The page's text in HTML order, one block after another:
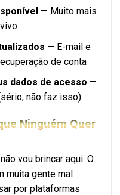
— Muito mais
— E-mail e
de conta
dados de acesso —
não faz isso)
Ninguém Quer
vou brincar aqui. O
muita gente mal
por plataformas